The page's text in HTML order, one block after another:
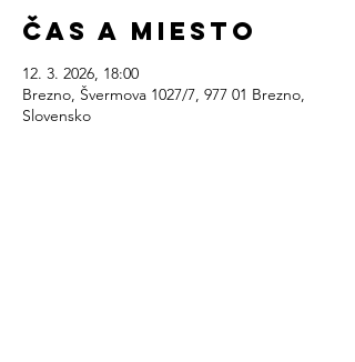
Čas a miesto
12. 3. 2026, 18:00
Brezno, Švermova 1027/7, 977 01 Brezno,
Slovensko